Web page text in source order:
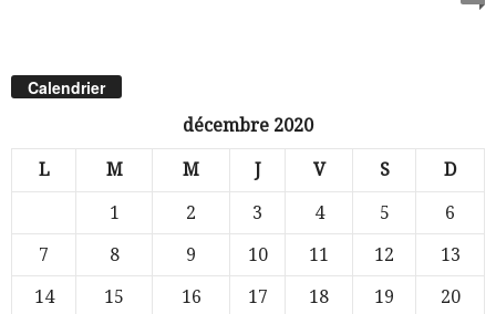
Calendrier
décembre 2020
L M M J V S D
1 2 3 4 5
6
7
8 9 10 11 12
13
14
15 16 17 18 19
20